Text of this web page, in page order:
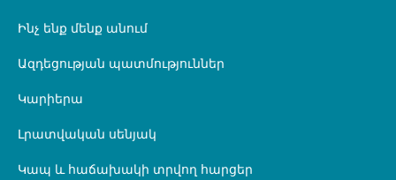
Ինչ ենք մենք անում
Ազդեցության պատմություններ
Կարիերա
Լրատվական սենյակ
Կապ և հաճախակի տրվող հարցեր